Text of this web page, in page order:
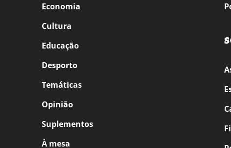
Economia
Cultura
Educação
Desporto
Temáticas
Opinião
Suplementos
À mesa